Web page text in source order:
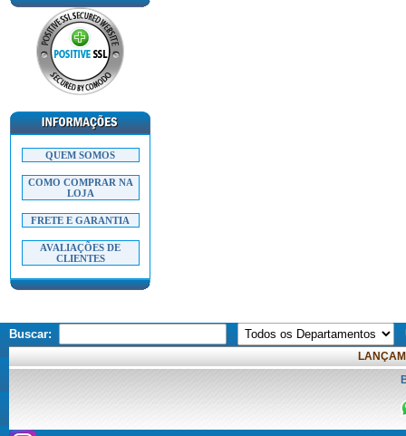
QUEM SOMOS
COMO COMPRAR NA
LOJA
FRETE E GARANTIA
AVALIAÇÕES DE
CLIENTES
Buscar: